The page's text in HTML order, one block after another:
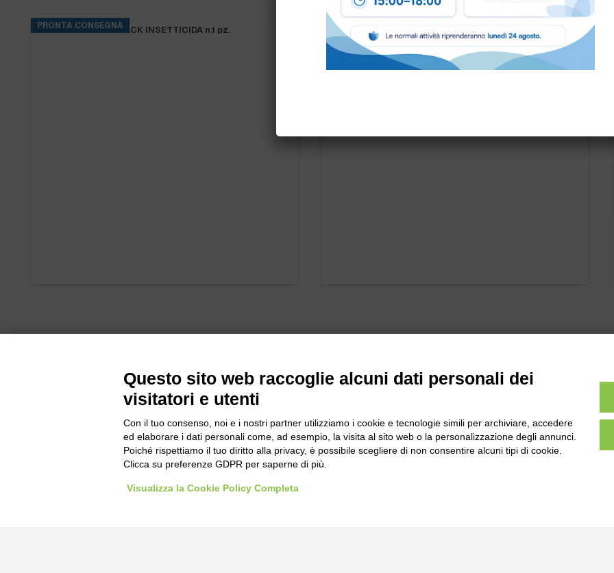
PRONTA CONSEGNA
TIGER LED 13W BLACK INSETTICIDA n.1 pz. DISCO TRASCINATORE IPC PER CT70 art.SPPV01228
Bogliano Srl
Strada Statale 231 Alba-Bra
Borgo San Martino 44, 12060
Pocapaglia CN
Tel:0172-478161
Fax: 0172-487399
Questo sito web raccoglie alcuni dati personali dei
visitatori e utenti
Con il tuo consenso, noi e i nostri partner utilizziamo i cookie e tecnologie simili per archiviare, accedere
ed elaborare i dati personali come, ad esempio, la visita al sito web o la personalizzazione degli annunci.
Poiché rispettiamo il tuo diritto alla privacy, è possibile scegliere di non consentire alcuni tipi di cookie.
Clicca su preferenze GDPR per saperne di più.
Visualizza la Cookie Policy Completa